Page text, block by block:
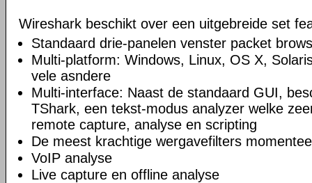
Wireshark beschikt over een uitgebreide set
Standaard drie-panelen venster packet
Multi-platform: Windows, Linux, OS X,
vele asndere
Multi-interface: Naast de standaard GUI,
TShark, een tekst-modus analyzer welke
remote capture, analyse en scripting
De meest krachtige wergavefilters
VoIP analyse
Live capture en offline analyse